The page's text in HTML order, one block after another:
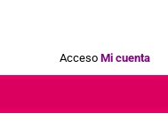
Acceso Mi cuenta